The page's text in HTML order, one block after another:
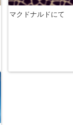
マクドナルドにて